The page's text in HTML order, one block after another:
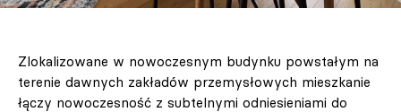
Zlokalizowane w nowoczesnym budynku powstałym na
terenie dawnych zakładów przemysłowych mieszkanie
łączy nowoczesność z subtelnymi odniesieniami do